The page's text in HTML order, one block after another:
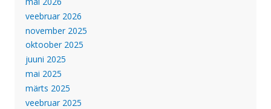
veebruar 2026
november 2025
oktoober 2025
juuni 2025
mai 2025
märts 2025
veebruar 2025